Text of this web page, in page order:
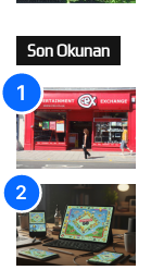
Son Okunan